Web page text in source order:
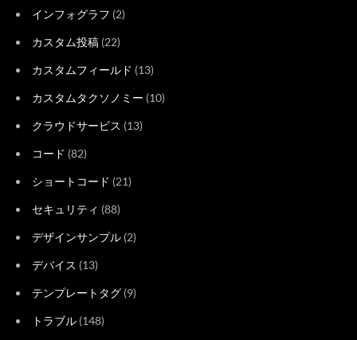
インフォグラフ (2)
カスタム投稿 (22)
カスタムフィールド (13)
カスタムタクソノミー (10)
クラウドサービス (13)
コード (82)
ショートコード (21)
セキュリティ (88)
デザインサンプル (2)
デバイス (13)
テンプレートタグ (9)
トラブル (148)